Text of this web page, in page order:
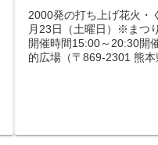
2000発の打ち上げ花火・
月23日（土曜日）※まつ
開催時間15:00～20:30開
的広場（〒869-2301 熊本